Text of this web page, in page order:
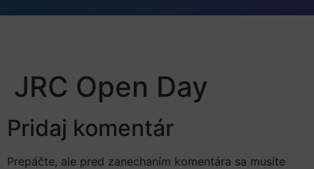
JRC Open Day
Pridaj komentár
Prepáčte, ale pred zanechaním komentára sa musíte